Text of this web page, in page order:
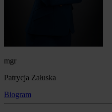
mgr
Patrycja Załuska
Biogram